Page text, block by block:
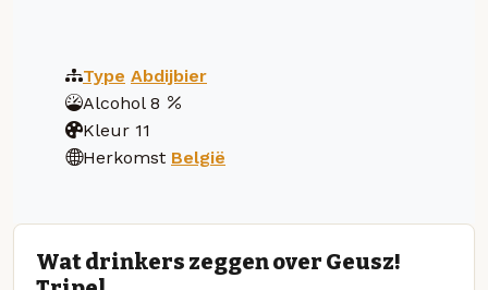
Type Abdijbier
Alcohol 8
Kleur 11
Herkomst België
Wat drinkers zeggen over Geusz!